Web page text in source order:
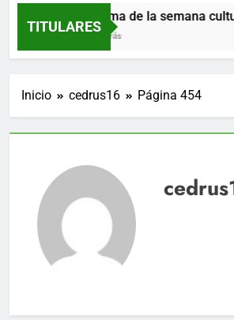
TITULARES
Programa de la semana
1 Hora Atrás
Inicio cedrus16 Página 454